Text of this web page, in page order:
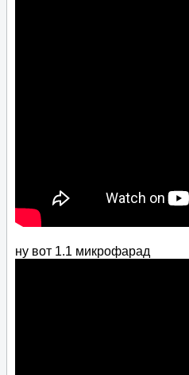
ну вот 1.1 микрофарад